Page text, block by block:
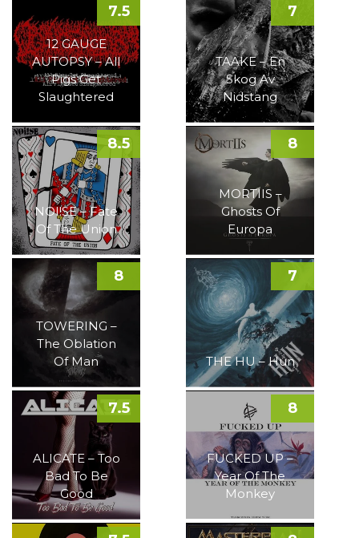
12 GAUGE
AUTOPSY – All
Pigs Get
Slaughtered
7.5
TAAKE – En
Skog Av
Nidstang
7
NOI!SE – Fate
Of The Union
8.5
MORTIIS –
Ghosts Of
Europa
8
TOWERING –
The Oblation
Of Man
8
THE HU – Hun
7
ALICATE – Too
Bad To Be
Good
7.5
FUCKED UP –
Year Of The
Monkey
8